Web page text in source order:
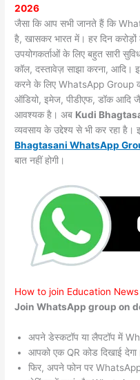
2026
जैसा कि आप सभी जानते हैं कि
है, खासकर भारत में। हर दिन
उपयोगकर्ताओं के लिए बहुत सारी
कॉल, दस्तावेज़ साझा करना, आदि।
करने के लिए WhatsApp Group
ऑडियो, इमेज, पीडीएफ, डॉक आदि
आवश्यक है। अब Kudi
व्यवसाय के उद्देश्य से भी कर रहा है।
Bhagtasani WhatsApp
बात नहीं होगी।
How to join Education
Join WhatsApp group on
अपने डेस्कटॉप या लैपटॉप में
आपको एक QR कोड दिखाई देगा।
फिर, अपने फोन पर